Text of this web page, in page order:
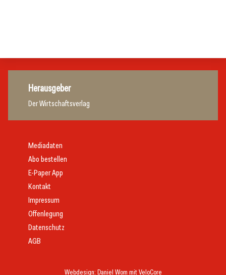
Herausgeber
Der Wirtschaftsverlag
Webdesign: Daniel Wom mitVeloCore
Mediadaten
Abo bestellen
E-Paper App
Kontakt
Impressum
Offenlegung
Datenschutz
AGB